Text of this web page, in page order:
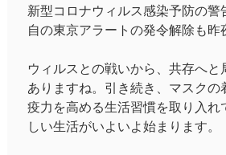
新型コロナウィルス感染予防の警
自の東京アラートの発令解除も昨
ウィルスとの戦いから、共存へと
ありますね。引き続き、マスクの
疫力を高める生活習慣を取り入れ
しい生活がいよいよ始まります。